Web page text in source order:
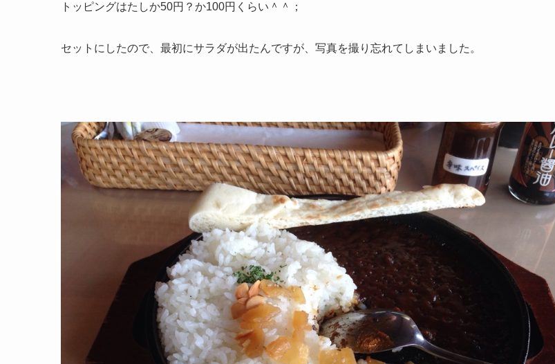
トッピングはたしか50円？か100円くらい＾＾；
セットにしたので、最初にサラダが出たんですが、写真を撮り忘れてしまいました。